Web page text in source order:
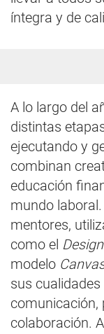
íntegra y de
A lo largo del
distintas
ejecutando y
combinan
educación
mundo
mentores,
como el
modelo
sus
comunicación,
colaboración.